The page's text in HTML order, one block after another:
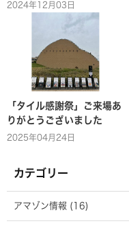
2024年12月03日
「タイル感謝祭」ご来場あ
りがとうございました
2025年04月24日
カテゴリー
アマゾン情報 (16)